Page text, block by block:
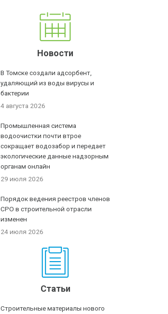
Новости
В Томске создали адсорбент,
удаляющий из воды вирусы и
бактерии
4 августа 2026
Промышленная система
водоочистки почти втрое
сокращает водозабор и передает
экологические данные надзорным
органам онлайн
29 июля 2026
Порядок ведения реестров членов
СРО в строительной отрасли
изменен
24 июля 2026
Статьи
Строительные материалы нового